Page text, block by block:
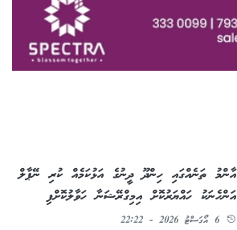
އާންމު ތަނެއްގައި ހިންދޫ ދީނުގެ އަޅުކަމެއް ކުރި ނޭޕާލް
އަންހެނަކު ހައްޔަރުކޮށް އިމިގްރޭޝަނާ ހަވާލުކޮށްފި
6 އޯގަސްޓު 2026 - 22:22